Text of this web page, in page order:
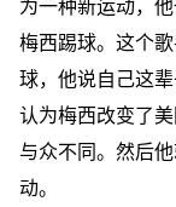
为一种新运动，
梅西踢球。这个
球，他说自己这
认为梅西改变了
与众不同。然后
动。